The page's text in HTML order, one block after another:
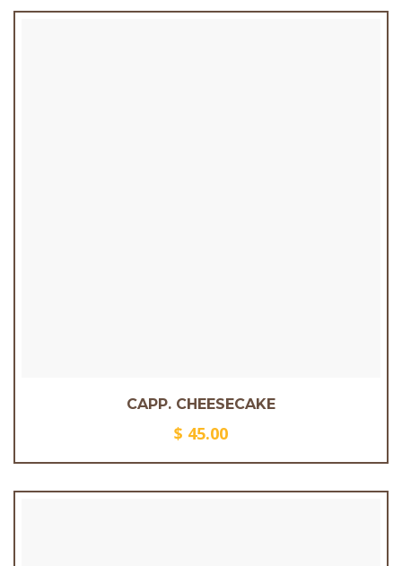
CAPP. CHEESECAKE
$ 45.00